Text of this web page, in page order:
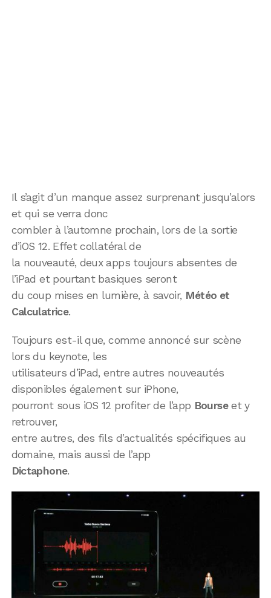
Il s’agit d’un manque assez surprenant jusqu’alors
et qui se verra donc
combler à l’automne prochain, lors de la sortie
d’iOS 12. Effet collatéral de
la nouveauté, deux apps toujours absentes de
l’iPad et pourtant basiques seront
du coup mises en lumière, à savoir, Météo et
Calculatrice.
Toujours est-il que, comme annoncé sur scène
lors du keynote, les
utilisateurs d’iPad, entre autres nouveautés
disponibles également sur iPhone,
pourront sous iOS 12 profiter de l’app Bourseet y
retrouver,
entre autres, des fils d’actualités spécifiques au
domaine, mais aussi de l’app
Dictaphone.